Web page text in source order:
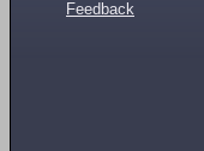
Feedback